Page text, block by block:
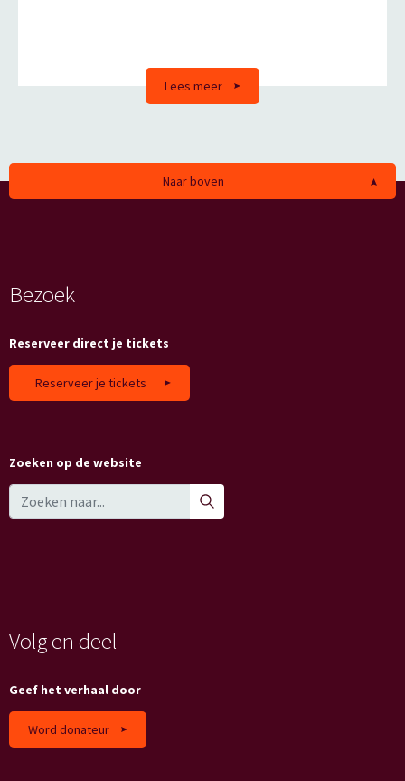
Lees meer
Naar boven
Bezoek
Reserveer direct je tickets
Reserveer je tickets
Zoeken op de website
Volg en deel
Geef het verhaal door
Word donateur